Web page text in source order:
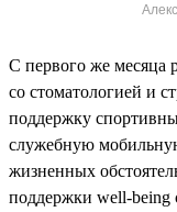
С первого же месяца
со стоматологией и
поддержку
служебную
жизненных
поддержки well-being